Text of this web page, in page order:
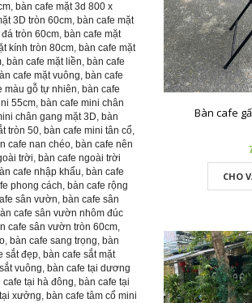
Bàn cafe
CHO
, bàn cafe mặt 3d 800 x
3D tròn 60cm, bàn cafe mặt
tròn 60cm, bàn cafe mặt
kính tròn 80cm, bàn cafe mặt
, bàn cafe mặt liền, bàn cafe
cafe mặt vuông, bàn cafe
màu gỗ tự nhiên, bàn cafe
55cm, bàn cafe mini chân
chân gang mặt 3D, bàn
tròn 50, bàn cafe mini tân cổ,
cafe nan chéo, bàn cafe nên
trời, bàn cafe ngoài trời
cafe nhập khẩu, bàn cafe
phong cách, bàn cafe rộng
sân vườn, bàn cafe sân
cafe sân vườn nhôm đúc
cafe sân vườn tròn 60cm,
, bàn cafe sang trọng, bàn
sắt đẹp, bàn cafe sắt mặt
vuông, bàn cafe tại dương
cafe tại hà đông, bàn cafe tại
xưởng, bàn cafe tâm cổ mini